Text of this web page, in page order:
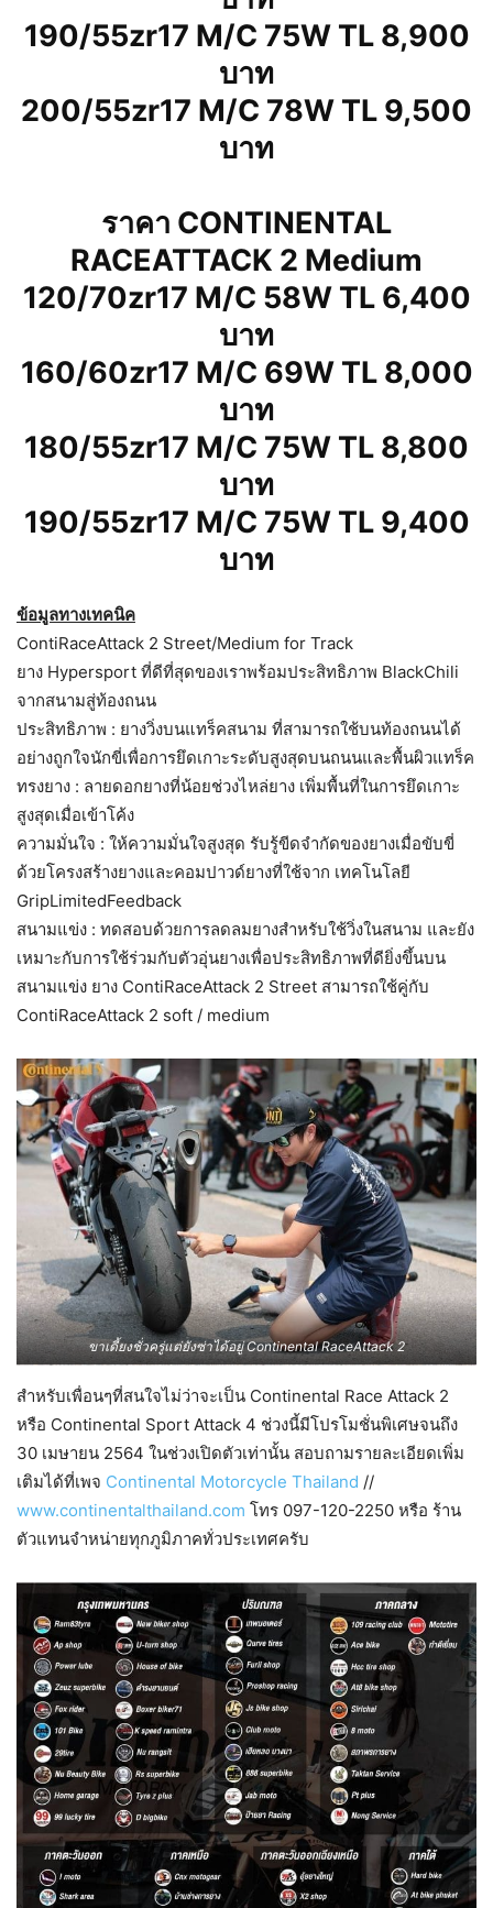
190/55zr17 M/C 75W TL 8,900
บาท
200/55zr17 M/C 78W TL 9,500
บาท
ราคา CONTINENTAL
RACEATTACK 2 Medium
120/70zr17 M/C 58W TL 6,400
บาท
160/60zr17 M/C 69W TL 8,000
บาท
180/55zr17 M/C 75W TL 8,800
บาท
190/55zr17 M/C 75W TL 9,400
บาท
ข้อมูลทางเทคนิค
ContiRaceAttack 2 Street/Medium for Track
ยาง Hypersport ที่ดีที่สุดของเราพร้อมประสิทธิภาพ BlackChili
จากสนามสู่ท้องถนน
ประสิทธิภาพ : ยางวิ่งบนแทร็คสนาม ที่สามารถใช้บนท้องถนนได้
อย่างถูกใจนักขี่เพื่อการยึดเกาะระดับสูงสุดบนถนนและพื้นผิวแทร็ค
ทรงยาง : ลายดอกยางที่น้อยช่วงไหล่ยาง เพิ่มพื้นที่ในการยึดเกาะ
สูงสุดเมื่อเข้าโค้ง
ความมั่นใจ : ให้ความมั่นใจสูงสุด รับรู้ขีดจำกัดของยางเมื่อขับขี่
ด้วยโครงสร้างยางและคอมปาวด์ยางที่ใช้จาก เทคโนโลยี
GripLimitedFeedback
สนามแข่ง : ทดสอบด้วยการลดลมยางสำหรับใช้วิ่งในสนาม และยัง
เหมาะกับการใช้ร่วมกับตัวอุ่นยางเพื่อประสิทธิภาพที่ดียิ่งขึ้นบน
สนามแข่ง ยาง ContiRaceAttack 2 Street สามารถใช้คู่กับ
ContiRaceAttack 2 soft / medium
ขาเดี้ยงชั่วครู่แต่ยังซ่าได้อยู่ Continental RaceAttack 2
สำหรับเพื่อนๆที่สนใจไม่ว่าจะเป็น Continental Race Attack 2
หรือ Continental Sport Attack 4 ช่วงนี้มีโปรโมชั่นพิเศษจนถึง
30 เมษายน 2564 ในช่วงเปิดตัวเท่านั้น สอบถามรายละเอียดเพิ่ม
เติมได้ที่เพจ Continental Motorcycle Thailand //
www.continentalthailand.com โทร 097-120-2250 หรือ ร้าน
ตัวแทนจำหน่ายทุกภูมิภาคทั่วประเทศครับ